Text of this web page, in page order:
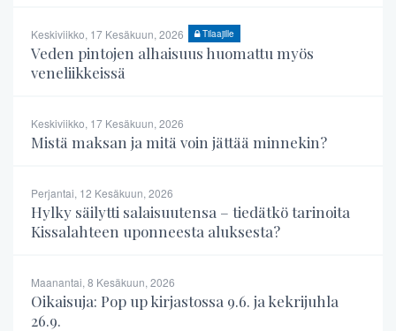
Keskiviikko, 17 Kesäkuun, 2026 Tilaajille
Veden pintojen alhaisuus huomattu myös
veneliikkeissä
Keskiviikko, 17 Kesäkuun, 2026
Mistä maksan ja mitä voin jättää minnekin?
Perjantai, 12 Kesäkuun, 2026
Hylky säilytti salaisuutensa – tiedätkö tarinoita
Kissalahteen uponneesta aluksesta?
Maanantai, 8 Kesäkuun, 2026
Oikaisuja: Pop up kirjastossa 9.6. ja kekrijuhla
26.9.